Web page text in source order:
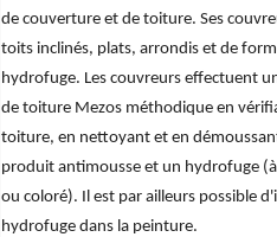
de couverture et de toiture. Ses
toits inclinés, plats, arrondis et de
hydrofuge. Les couvreurs effectuent
de toiture Mezos méthodique en
toiture, en nettoyant et en
produit antimousse et un hydrofuge
ou coloré). Il est par ailleurs possible
hydrofuge dans la peinture.